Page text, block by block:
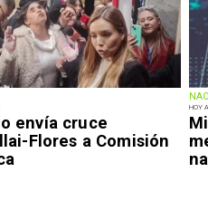
envía cruce
Flores a Comisión
HOY